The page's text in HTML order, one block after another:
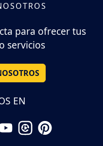
para ofrecer tus
servicios
EN